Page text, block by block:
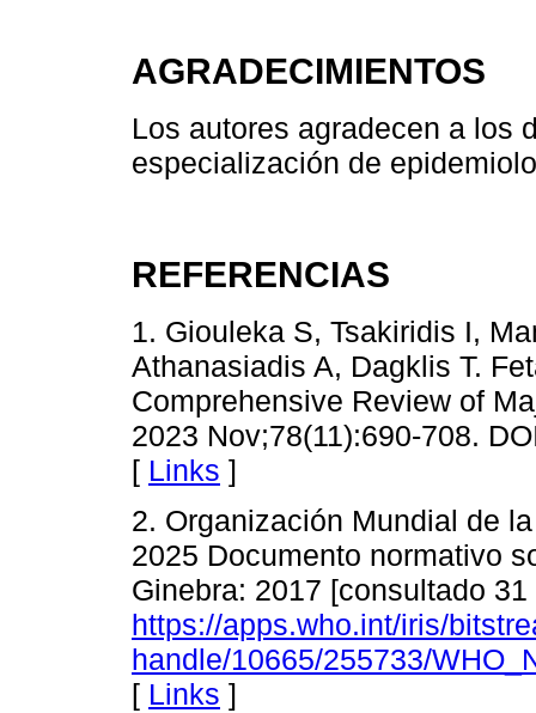
AGRADECIMIENTOS
Los autores agradecen a los
especialización de
REFERENCIAS
1. Giouleka S, Tsakiridis I,
Athanasiadis A, Dagklis T.
Comprehensive Review of
2023 Nov;78(11):690-708.
[ Links ]
2. Organización Mundial de
2025 Documento normativo
Ginebra: 2017 [consultado
https://apps.who.int/iris/
handle/10665/255733/
[ Links ]